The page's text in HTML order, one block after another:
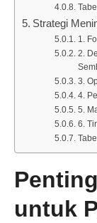
Strategi
1.
2.
3.
4.
5.
6.
untuk